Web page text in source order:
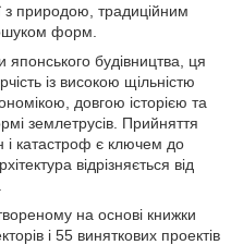
з природою, традиційним
форм.
будівництва, ця
із високою щільністю
довгою історією та
землетрусів. Прийняття
і катастроф є ключем до
відрізняється від
на основі книжки
і 55 виняткових проектів